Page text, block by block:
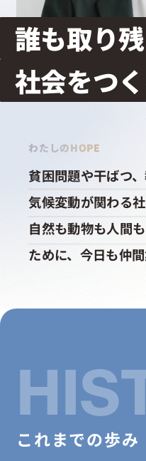
起業家になる
アライになる
イベント
プレスルーム
わたしのHOPE
誰も取り
社会をつ
貧困問題や干ばつ
気候変動が関わる
自然も動物も人間
ために、今日も仲
これまでの歩み